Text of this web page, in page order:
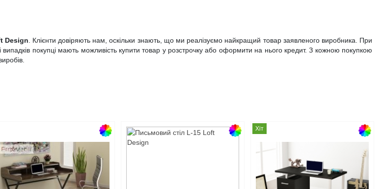
Design . Клієнти довіряють нам, оскільки знають, що ми реалізуємо найкращий товар заявленого виробника. При
покупці мають можливість купити товар у розстрочку або оформити на нього кредит. З кожною покупкою
Хіт